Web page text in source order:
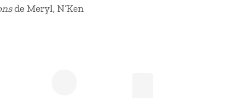
de Meryl, N’Ken